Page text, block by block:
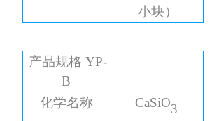
小块）
产品规格 YP-
B
化学名称
CaSiO3